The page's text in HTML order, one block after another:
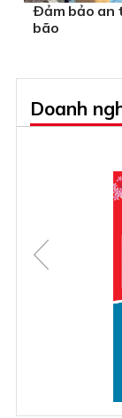
Ðảm bảo an
bão
Doanh